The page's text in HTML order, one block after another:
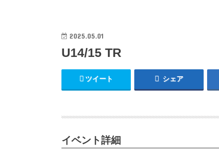
2025.05.01
U14/15 TR
ツイート シェア
イベント詳細